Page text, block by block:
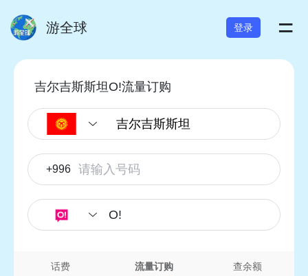
游全球 登录 =
吉尔吉斯斯坦O!流量订购
+996
O!
话费 流量订购 查余额